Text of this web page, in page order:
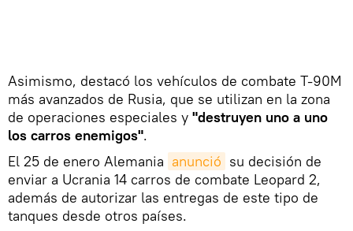
Asimismo, destacó los vehículos de combate T-90M
más avanzados de Rusia, que se utilizan en la zona
de operaciones especiales y "destruyen uno a uno
los carros enemigos".
El 25 de enero Alemania anunció su decisión de
enviar a Ucrania 14 carros de combate Leopard 2,
además de autorizar las entregas de este tipo de
tanques desde otros países.